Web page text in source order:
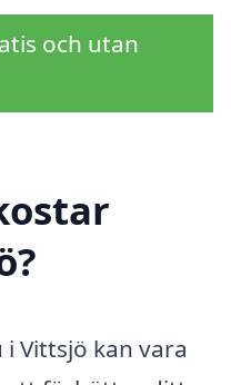
och utan
Vittsjö kan vara